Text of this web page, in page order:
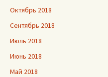
Октябрь 2018
Сентябрь 2018
Июль 2018
Июнь 2018
Май 2018